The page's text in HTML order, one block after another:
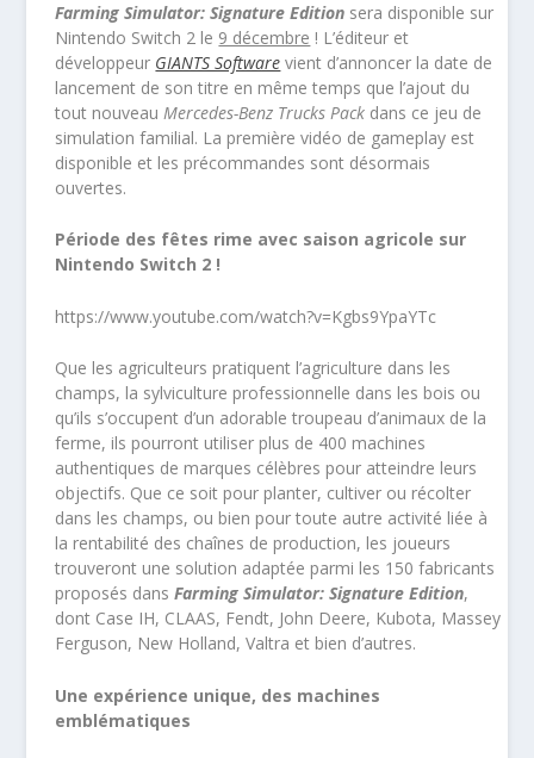
Farming Simulator: Signature Edition sera disponible sur
Nintendo Switch 2 le 9 décembre ! L’éditeur et
développeur GIANTS Software vient d’annoncer la date de
lancement de son titre en même temps que l’ajout du
tout nouveauMercedes-Benz Trucks Pack dans ce jeu de
simulation familial. La première vidéo de gameplay est
disponible et les précommandes sont désormais
ouvertes.
Période des fêtes rime avec saison agricole sur
Nintendo Switch 2 !
https://www.youtube.com/watch?v=Kgbs9YpaYTc
Que les agriculteurs pratiquent l’agriculture dans les
champs, la sylviculture professionnelle dans les bois ou
qu’ils s’occupent d’un adorable troupeau d’animaux de la
ferme, ils pourront utiliser plus de 400 machines
authentiques de marques célèbres pour atteindre leurs
objectifs. Que ce soit pour planter, cultiver ou récolter
dans les champs, ou bien pour toute autre activité liée à
la rentabilité des chaînes de production, les joueurs
trouveront une solution adaptée parmi les 150 fabricants
proposés dansFarming Simulator: Signature Edition,
dont Case IH, CLAAS, Fendt, John Deere, Kubota, Massey
Ferguson, New Holland, Valtra et bien d’autres.
Une expérience unique, des machines
emblématiques